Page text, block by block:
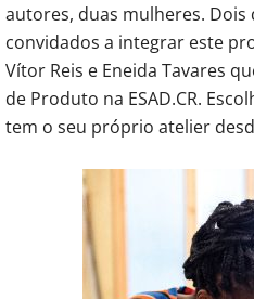
autores, duas mulheres. Dois
convidados a integrar este
Vítor Reis e Eneida Tavares
de Produto na ESAD.CR.
tem o seu próprio atelier